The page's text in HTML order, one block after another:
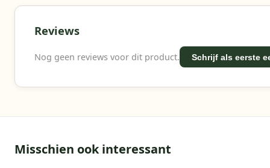
Reviews
Nog geen reviews voor dit product. Schrijf als eerste
Misschien ook interessant